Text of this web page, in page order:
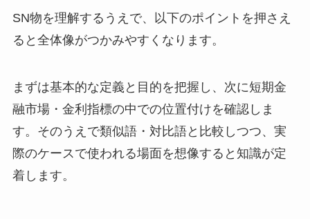
SN物を理解するうえで、以下のポイントを押さえ
ると全体像がつかみやすくなります。
まずは基本的な定義と目的を把握し、次に短期金
融市場・金利指標の中での位置付けを確認しま
す。そのうえで類似語・対比語と比較しつつ、実
際のケースで使われる場面を想像すると知識が定
着します。